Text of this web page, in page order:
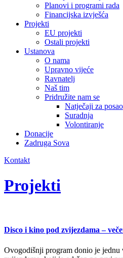
Planovi i programi rada
Financijska izvješća
Projekti
EU projekti
Ostali projekti
Ustanova
O nama
Upravno vijeće
Ravnatelj
Naš tim
Pridružite nam se
Natječaji za posao
Suradnja
Volontiranje
Donacije
Zadruga Sova
Kontakt
Projekti
Disco i kino pod zvijezdama –
Ovogodišnji program donio je